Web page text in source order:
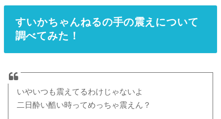
すいかちゃんねるの手の震えについて
調べてみた！
いやいつも震えてるわけじゃないよ
二日酔い酷い時ってめっちゃ震えん？